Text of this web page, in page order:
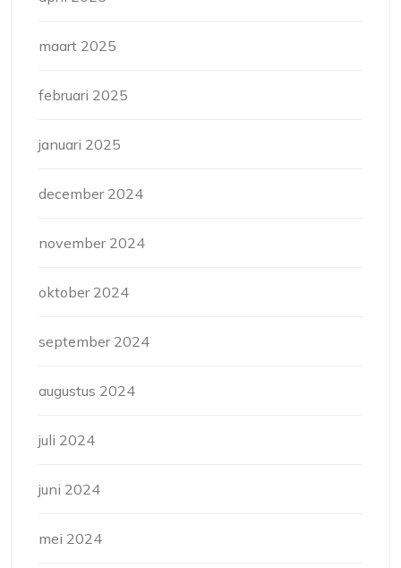
maart 2025
februari 2025
januari 2025
december 2024
november 2024
oktober 2024
september 2024
augustus 2024
juli 2024
juni 2024
mei 2024